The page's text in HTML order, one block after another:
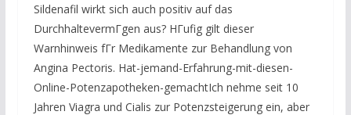
Sildenafil wirkt sich auch positiv auf das
DurchhaltevermГgen aus? HГufig gilt dieser
Warnhinweis fГr Medikamente zur Behandlung von
Angina Pectoris. Hat-jemand-Erfahrung-mit-diesen-
Online-Potenzapotheken-gemachtIch nehme seit 10
Jahren Viagra und Cialis zur Potenzsteigerung ein, aber